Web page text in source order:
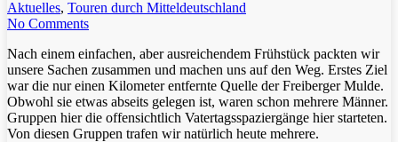
Aktuelles, Touren durch Mitteldeutschland
No Comments
Nach einem einfachen, aber ausreichendem Frühstück packten wir
unsere Sachen zusammen und machen uns auf den Weg. Erstes Ziel
war die nur einen Kilometer entfernte Quelle der Freiberger Mulde.
Obwohl sie etwas abseits gelegen ist, waren schon mehrere Männer.
Gruppen hier die offensichtlich Vatertagsspaziergänge hier starteten.
Von diesen Gruppen trafen wir natürlich heute mehrere.